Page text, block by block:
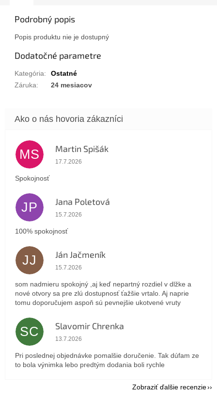
Podrobný popis
Popis produktu nie je dostupný
Dodatočné parametre
Kategória:
Ostatné
Záruka: 24 mesiacov
MS Martin Spišák
Hodnotenie obchodu je 5 z 5 hviezdičiek.
17.7.2026
Spokojnosť
JP Jana Poletová
Hodnotenie obchodu je 5 z 5 hviezdičiek.
15.7.2026
100% spokojnosť
JJ Ján Jačmeník
Hodnotenie obchodu je 5 z 5 hviezdičiek.
15.7.2026
som nadmieru spokojný ,aj keď nepartný rozdiel v dlžke a
nové otvory sa pre zlú dostupnosť ťažšie vrtalo. Aj naprie
tomu doporučujem aspoň sú pevnejšie ukotvené vruty
SC Slavomir Chrenka
Hodnotenie obchodu je 5 z 5 hviezdičiek.
13.7.2026
Pri poslednej objednávke pomalšie doručenie. Tak dúfam ze
to bola výnimka lebo predtým dodania boli rychle
Zobraziť ďalšie recenzie